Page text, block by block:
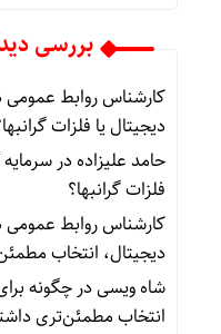
بررسی
کارشناس روابط عمومی
دیجیتال یا فلزات
حامد علیزادهدر
فلزات گرانبها؟
کارشناس روابط عمومی
دیجیتال، انتخاب
شاه ویسیدرچگونه
انتخاب مطمئن‌تری